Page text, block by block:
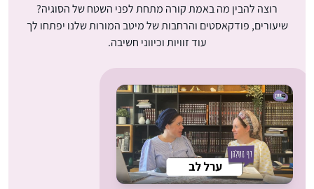
רוצה להבין מה באמת קורה מתחת לפני השטח של הסוגיה?
שיעורים, פודקאסטים והרחבות של מיטב המורות שלנו יפתחו לך
עוד זוויות וכיווני חשיבה.